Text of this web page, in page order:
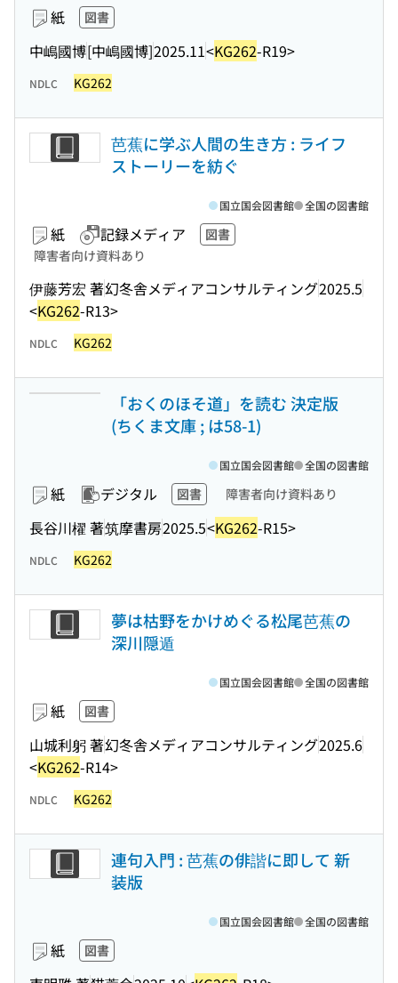
紙 図書
中嶋國博[中嶋國博]2025.11<KG262-R19>
NDLC KG262
芭蕉に学ぶ人間の生き方 : ライフ
ストーリーを紡ぐ
紙 記録メディア
図書
障害者向け資料あり
伊藤芳宏 著幻冬舎メディアコンサルティング2025.5
<KG262-R13>
国立国会図書館 全国の図書館
NDLC KG262
「おくのほそ道」を読む 決定版
(ちくま文庫 ; は58-1)
紙 デジタル 図書 障害者向け資料あり
長谷川櫂 著筑摩書房2025.5<KG262-R15>
国立国会図書館 全国の図書館
NDLC KG262
夢は枯野をかけめぐる松尾芭蕉の
深川隠遁
紙 図書
山城利躬 著幻冬舎メディアコンサルティング2025.6
<KG262-R14>
国立国会図書館 全国の図書館
NDLC KG262
連句入門 : 芭蕉の俳諧に即して 新
装版
紙 図書
国立国会図書館 全国の図書館